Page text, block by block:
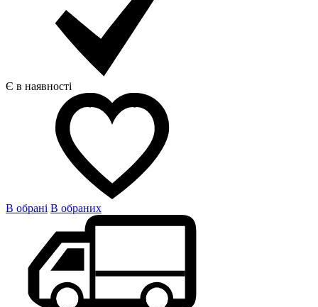
Є в наявності
В обрані В обраних